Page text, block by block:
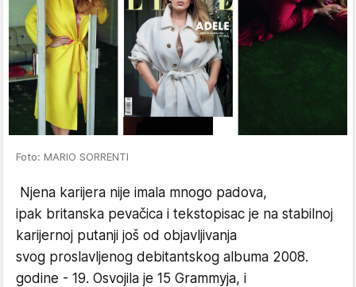
Foto: MARIO SORRENTI
Njena karijera nije imala mnogo padova,
ipak britanska pevačica i tekstopisac je na stabilnoj
karijernoj putanji još od objavljivanja
svog proslavljenog debitantskog albuma 2008.
godine - 19. Osvojila je 15 Grammyja, i